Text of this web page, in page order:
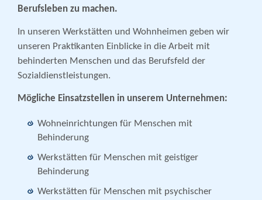
Berufsleben zu machen.
In unseren Werkstätten und Wohnheimen geben wir
unseren Praktikanten Einblicke in die Arbeit mit
behinderten Menschen und das Berufsfeld der
Sozialdienstleistungen.
Mögliche Einsatzstellen in unserem Unternehmen:
Wohneinrichtungen für Menschen mit
Behinderung
Werkstätten für Menschen mit geistiger
Behinderung
Werkstätten für Menschen mit psychischer